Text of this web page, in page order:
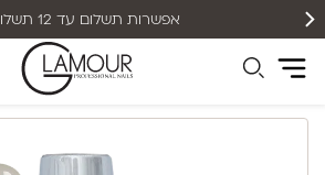
אפשרות תשלום עד 12 תשלומים